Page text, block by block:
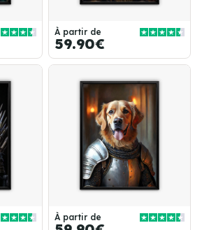
À partir de
59.90€
À partir de